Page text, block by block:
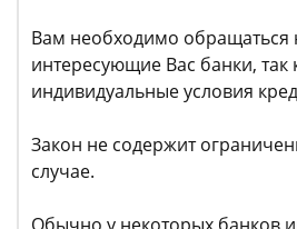
Вам необходимо обращаться
интересующие Вас банки, так
индивидуальные условия
Закон не содержит
случае.